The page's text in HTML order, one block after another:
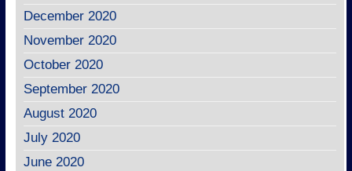
December 2020
November 2020
October 2020
September 2020
August 2020
July 2020
June 2020